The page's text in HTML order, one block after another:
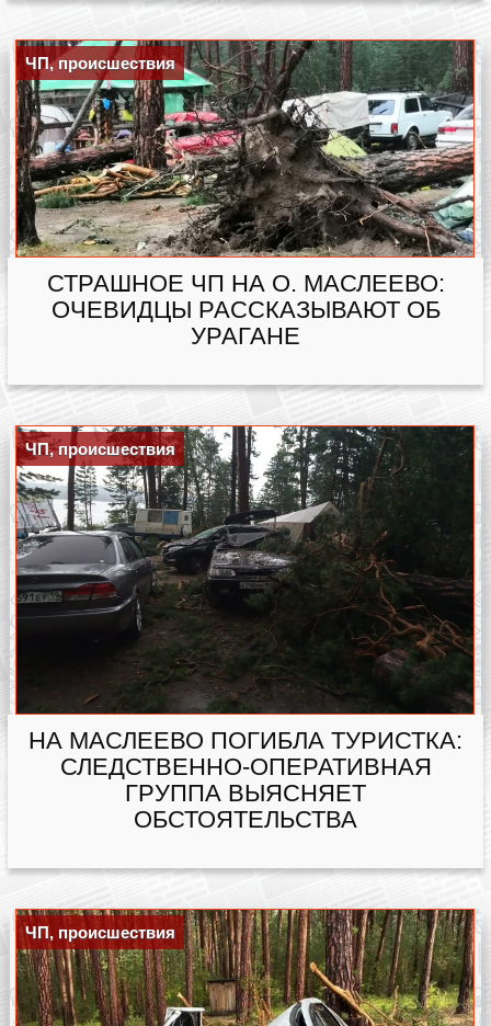
ЧП, происшествия
СТРАШНОЕ ЧП НА О. МАСЛЕЕВО:
ОЧЕВИДЦЫ РАССКАЗЫВАЮТ ОБ
УРАГАНЕ
ЧП, происшествия
НА МАСЛЕЕВО ПОГИБЛА ТУРИСТКА:
СЛЕДСТВЕННО-ОПЕРАТИВНАЯ
ГРУППА ВЫЯСНЯЕТ
ОБСТОЯТЕЛЬСТВА
ЧП, происшествия